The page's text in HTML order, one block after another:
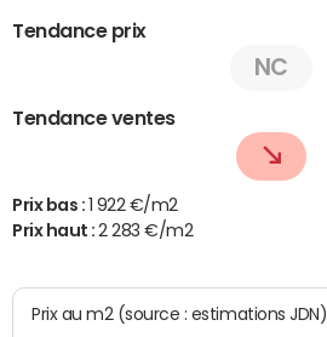
Tendance prix
NC
Tendance ventes
Prix bas : 1 922 €/m2
Prix haut :2 283 €/m2
Prix au m2 (source : estimations JDN)